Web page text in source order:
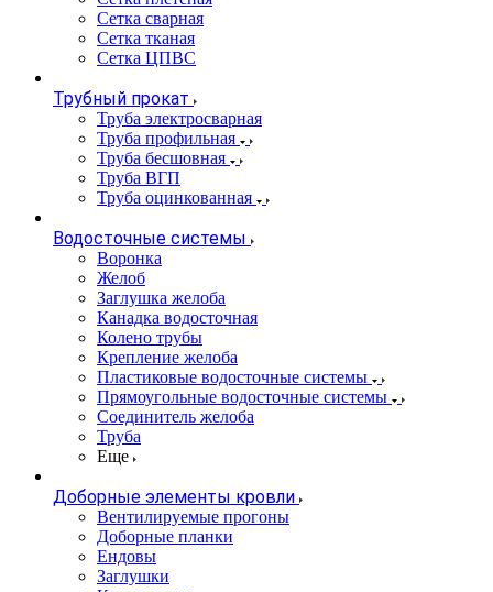
Сетка сварная
Сетка тканая
Сетка ЦПВС
Трубный прокат
Труба электросварная
Труба профильная
Труба бесшовная
Труба ВГП
Труба оцинкованная
Водосточные системы
Воронка
Желоб
Заглушка желоба
Канадка водосточная
Колено трубы
Крепление желоба
Пластиковые водосточные системы
Прямоугольные водосточные системы
Соединитель желоба
Труба
Еще
Доборные элементы кровли
Вентилируемые прогоны
Доборные планки
Ендовы
Заглушки